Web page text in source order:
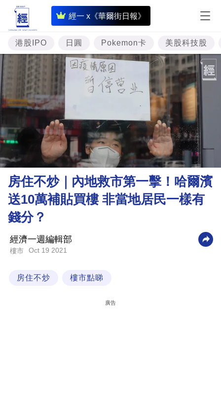
經一 x《華爾街日報》
即
時
財
經
專
題
投
資
樓
市
理
商
科
技
港股IPO 日圓 Pokemon卡 美股科技股
房住不炒｜內地救市第一擊！哈爾濱
送10萬補貼買樓 非當地居民一樣有
錢分？
經濟一週編輯部
樓市 Oct 19 2021
房住不炒 樓市點睇
廣告